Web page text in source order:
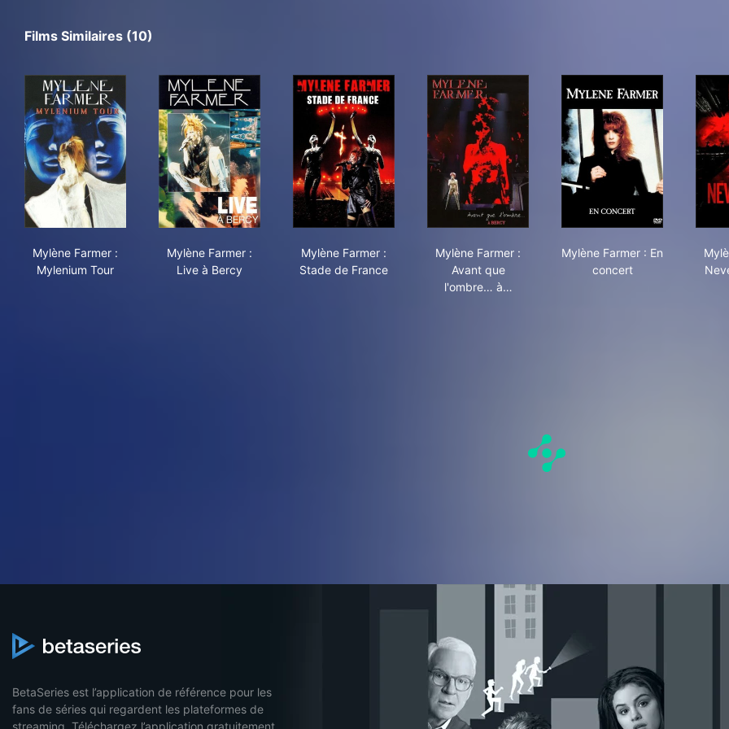
Films Similaires (10)
Mylène Farmer :
Mylenium Tour
Mylène Farmer :
Live à Bercy
Mylène Farmer :
Stade de France
Mylène Farmer :
Avant que
l'ombre… à…
Mylène Farmer : En
concert
BetaSeries est l’application de référence pour les
fans de séries qui regardent les plateformes de